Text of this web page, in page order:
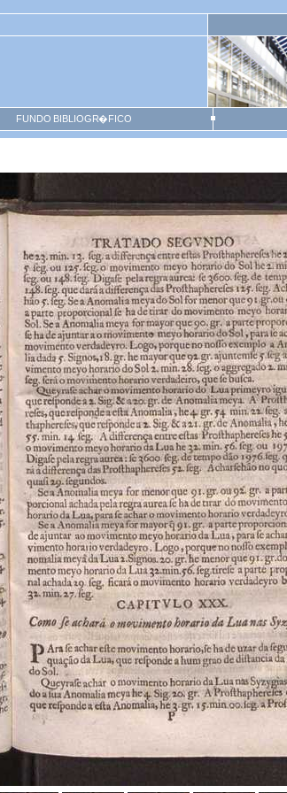
FUNDO BIBLIOGR�FICO